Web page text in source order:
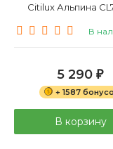
Citilux Альпина
В
5 290 ₽
+ 1587
В корзину